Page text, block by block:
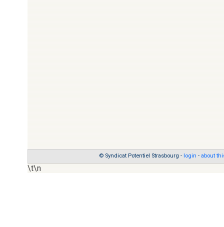
© Syndicat Potentiel Strasbourg - login - about
\t\n